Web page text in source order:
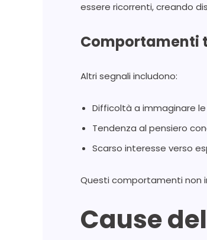
essere ricorrenti, creando
Comportamenti
Altri segnali includono:
Difficoltà a immaginare
Tendenza al pensiero
Scarso interesse verso
Questi comportamenti non
Cause